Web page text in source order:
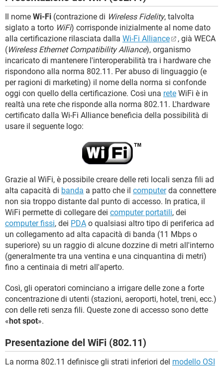
Il nome Wi-Fi (contrazione di Wireless Fidelity, talvolta
siglato a torto WiFi) corrisponde inizialmente al nome dato
alla certificazione rilasciata dalla Wi-Fi Alliance
, già WECA
(Wireless Ethernet Compatibility Alliance), organismo
incaricato di mantenere l'interoperabilità tra i hardware che
rispondono alla norma 802.11. Per abuso di linguaggio (e
per ragioni di marketing) il nome della norma si confonde
oggi con quello della certificazione. Così una rete WiFi è in
realtà una rete che risponde alla norma 802.11. L'hardware
certificato dalla Wi-Fi Alliance beneficia della possibilità di
usare il seguente logo:
Grazie al WiFi, è possibile creare delle reti locali senza fili ad
alta capacità di banda a patto che il computerda connettere
non sia troppo distante dal punto di accesso. In pratica, il
WiFi permette di collegare dei computer portatili, dei
computer fissi, dei PDA o qualsiasi altro tipo di periferica ad
un collegamento ad alta capacità di banda (11 Mbps o
superiore) su un raggio di alcune dozzine di metri all'interno
(generalmente tra una ventina e una cinquantina di metri)
fino a centinaia di metri all'aperto.
Così, gli operatori cominciano a irrigare delle zone a forte
concentrazione di utenti (stazioni, aeroporti, hotel, treni, ecc.)
con delle reti senza fili. Queste zone di accesso sono dette
«hot spot».
Presentazione del WiFi (802.11)
La norma 802.11 definisce gli strati inferiori del modello OSI